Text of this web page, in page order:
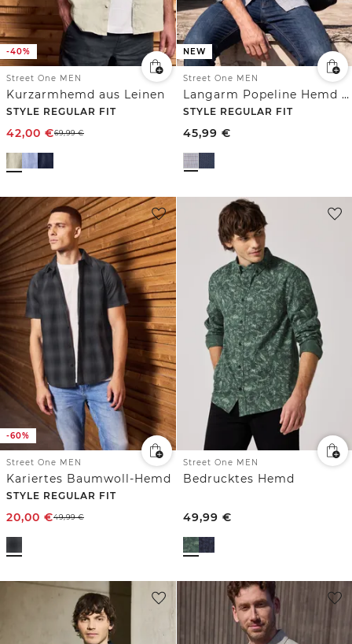
-40%
Street One MEN
Kurzarmhemd aus Leinen
STYLE REGULAR FIT
42,00 €69,99€
NEW
Street One MEN
Langarm Popeline Hemd mit Print
STYLE REGULAR FIT
45,99 €
-60%
Street One MEN
Kariertes Baumwoll-Hemd
STYLE REGULAR FIT
20,00 €49,99€
Street One MEN
Bedrucktes Hemd
49,99 €